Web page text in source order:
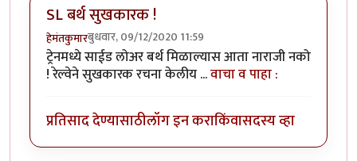
SL बर्थ सुखकारक !
हेमंतकुमारबुधवार, 09/12/2020 11:59
ट्रेनमध्ये साईड लोअर बर्थ मिळाल्यास आता नाराजी नको
! रेल्वेने सुखकारक रचना केलीय ...वाचा व पाहा :
प्रतिसाद देण्यासाठीलॉग इन कराकिंवासदस्य व्हा